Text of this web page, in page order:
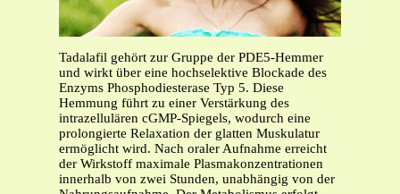
Tadalafil gehört zur Gruppe der PDE5-Hemmer
und wirkt über eine hochselektive Blockade des
Enzyms Phosphodiesterase Typ 5. Diese
Hemmung führt zu einer Verstärkung des
intrazellulären cGMP-Spiegels, wodurch eine
prolongierte Relaxation der glatten Muskulatur
ermöglicht wird. Nach oraler Aufnahme erreicht
der Wirkstoff maximale Plasmakonzentrationen
innerhalb von zwei Stunden, unabhängig von der